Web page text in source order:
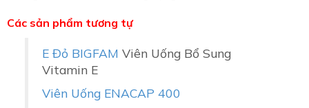
Các sản phẩm tương tự
E Đỏ BIGFAM Viên Uống Bổ Sung
Vitamin E
Viên Uống ENACAP 400